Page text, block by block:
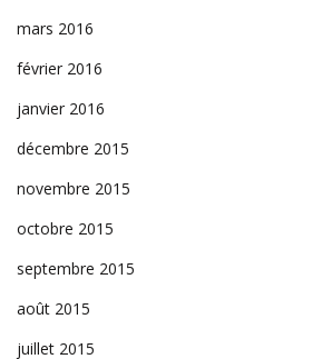
mars 2016
février 2016
janvier 2016
décembre 2015
novembre 2015
octobre 2015
septembre 2015
août 2015
juillet 2015